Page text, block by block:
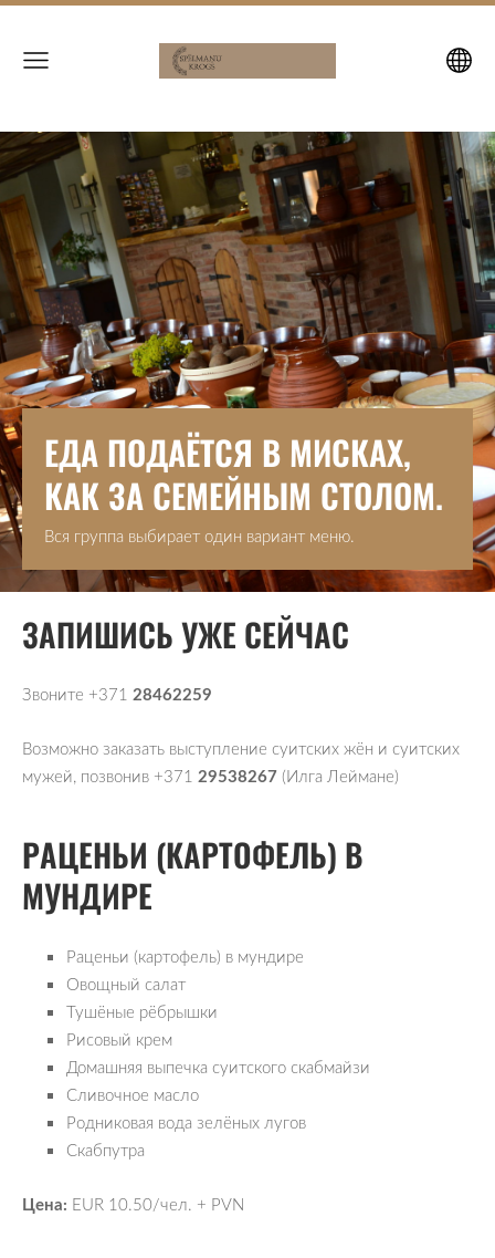
ЕДА ПОДАЁТСЯ В МИСКАХ,
КАК ЗА СЕМЕЙНЫМ СТОЛОМ.
Вся группа выбирает один вариант меню.
ЗАПИШИСЬ УЖЕ СЕЙЧАС
Звоните +371 28462259
Возможно заказать выступление суитских жён и суитских
мужей, позвонив +371 29538267 (Илга Леймане)
РАЦЕНЬИ (КАРТОФЕЛЬ) В
МУНДИРЕ
Раценьи (картофель) в мундире
Овощный салат
Тушёные рёбрышки
Рисовый крем
Домашняя выпечка суитского скабмайзи
Сливочное масло
Родниковая вода зелёных лугов
Скабпутра
Цена: EUR 10.50/чел. + PVN